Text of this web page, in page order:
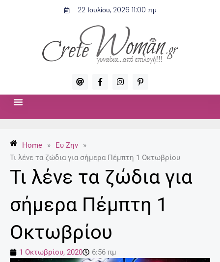
22 Ιουλίου, 2026 11:00 πμ
A
t
F
a
c
I
n
s
P
i
n
p
Home » Ευ Ζην
»
Τι λένε τα ζώδια για σήμερα Πέμπτη 1 Οκτωβρίου
Τι λένε τα ζώδια για
σήμερα Πέμπτη 1
Οκτωβρίου
1 Οκτωβρίου, 2020 6:56 πμ